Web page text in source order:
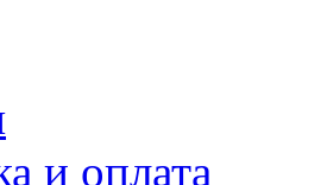
и оплата